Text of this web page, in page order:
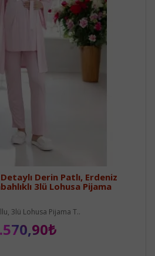
Derin Patlı, Erdeniz
3lü Lohusa Pijama
3lü Lohusa Pijama T..